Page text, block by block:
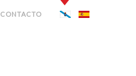
CONTACTO